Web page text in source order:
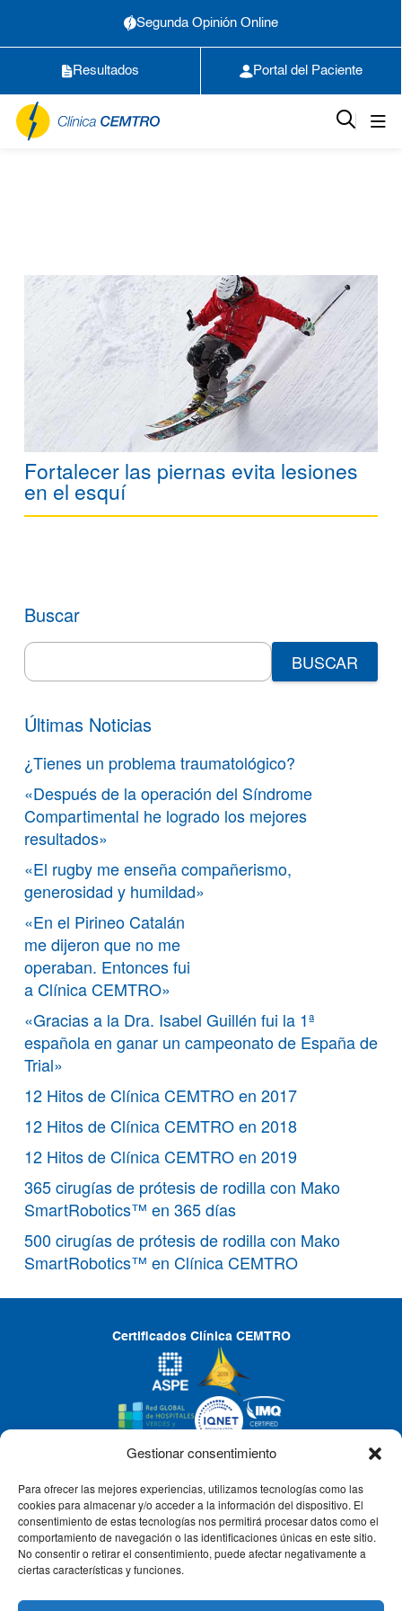
Gestionar consentimiento
Para ofrecer las mejores experiencias, utilizamos tecnologías como las
cookies para almacenar y/o acceder a la información del dispositivo. El
consentimiento de estas tecnologías nos permitirá procesar datos como el
comportamiento de navegación o las identificaciones únicas en este sitio.
No consentir o retirar el consentimiento, puede afectar negativamente a
ciertas características y funciones.
Segunda Opinión Online
Resultados Portal del Paciente
Fortalecer las piernas evita lesiones
en el esquí
Buscar
Search
for:
Últimas Noticias
¿Tienes un problema traumatológico?
«Después de la operación del Síndrome
Compartimental he logrado los mejores
resultados»
«El rugby me enseña compañerismo,
generosidad y humildad»
«En el Pirineo Catalán
me dijeron que no me
operaban. Entonces fui
a Clínica CEMTRO»
«Gracias a la Dra. Isabel Guillén fui la 1ª
española en ganar un campeonato de España de
Trial»
12 Hitos de Clínica CEMTRO en 2017
12 Hitos de Clínica CEMTRO en 2018
12 Hitos de Clínica CEMTRO en 2019
365 cirugías de prótesis de rodilla con Mako
SmartRobotics™ en 365 días
500 cirugías de prótesis de rodilla con Mako
SmartRobotics™ en Clínica CEMTRO
Certificados Clínica CEMTRO
CLÍNICA CEMTRO
QUIÉNES SOMOS